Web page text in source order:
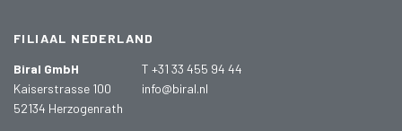
FILIAAL NEDERLAND
Biral GmbH
Kaiserstrasse 100
52134 Herzogenrath
T +31 33 455 94 44
info@biral.nl